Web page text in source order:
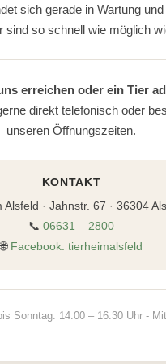
sich gerade in Wartung
sind so schnell wie möglich
erreichen oder ein Tier
direkt telefonisch oder
unseren Öffnungszeiten.
KONTAKT
Alsfeld · Jahnstr. 67 · 36304
📞 06631 – 2800
🌐 Facebook: tierheimalsfeld
Sonntag: 14:00 – 16:30 Uhr -